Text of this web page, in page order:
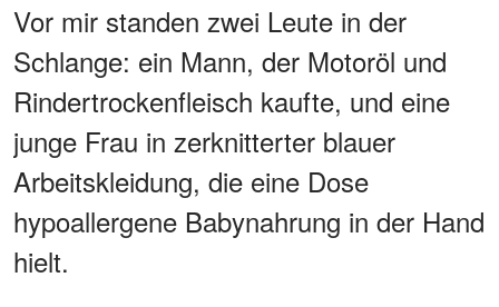
Vor mir standen zwei Leute in der
Schlange: ein Mann, der Motoröl und
Rindertrockenfleisch kaufte, und eine
junge Frau in zerknitterter blauer
Arbeitskleidung, die eine Dose
hypoallergene Babynahrung in der Hand
hielt.